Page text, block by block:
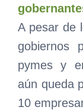
A pesar de
gobiernos
pymes y
aún queda
10